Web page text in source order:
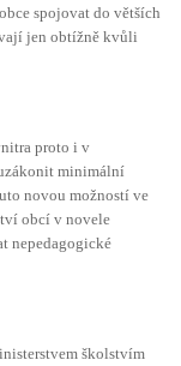
spojovat do větších
jen obtížně kvůli
proto i v
minimální
novou možností ve
obcí v novele
nepedagogické
školstvím